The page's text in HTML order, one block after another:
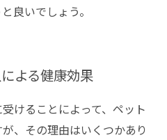
良いでしょう。
よる健康効果
けることによって、ペット
、その理由はいくつかあり